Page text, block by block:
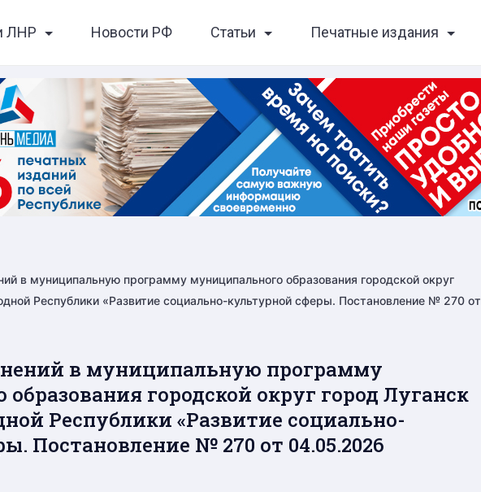
ЛНР Новости РФ Статьи Печатные издания
в муниципальную программу муниципального образования городской округ
Республики «Развитие социально-культурной сферы. Постановление № 270 от
в муниципальную программу
городской округ город Луганск
Республики «Развитие социально-
Постановление № 270 от 04.05.2026